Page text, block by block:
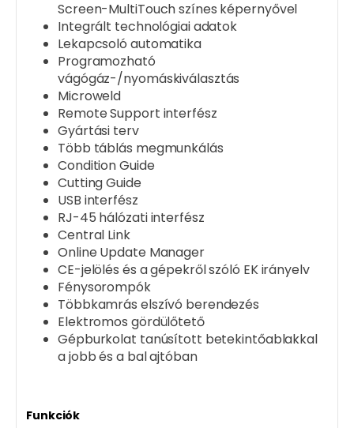
Screen-MultiTouch színes képernyővel
Integrált technológiai adatok
Lekapcsoló automatika
Programozható
vágógáz-/nyomáskiválasztás
Microweld
Remote Support interfész
Gyártási terv
Több táblás megmunkálás
Condition Guide
Cutting Guide
USB interfész
RJ-45 hálózati interfész
Central Link
Online Update Manager
CE-jelölés és a gépekről szóló EK irányelv
Fénysorompók
Többkamrás elszívó berendezés
Elektromos gördülőtető
Gépburkolat tanúsított betekintőablakkal
a jobb és a bal ajtóban
Funkciók